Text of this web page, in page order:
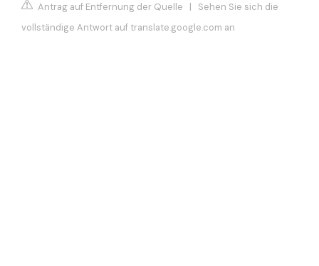
Antrag auf Entfernung der Quelle | Sehen Sie sich die
vollständige Antwort auf translate.google.com an